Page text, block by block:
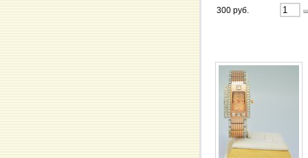
300 руб.